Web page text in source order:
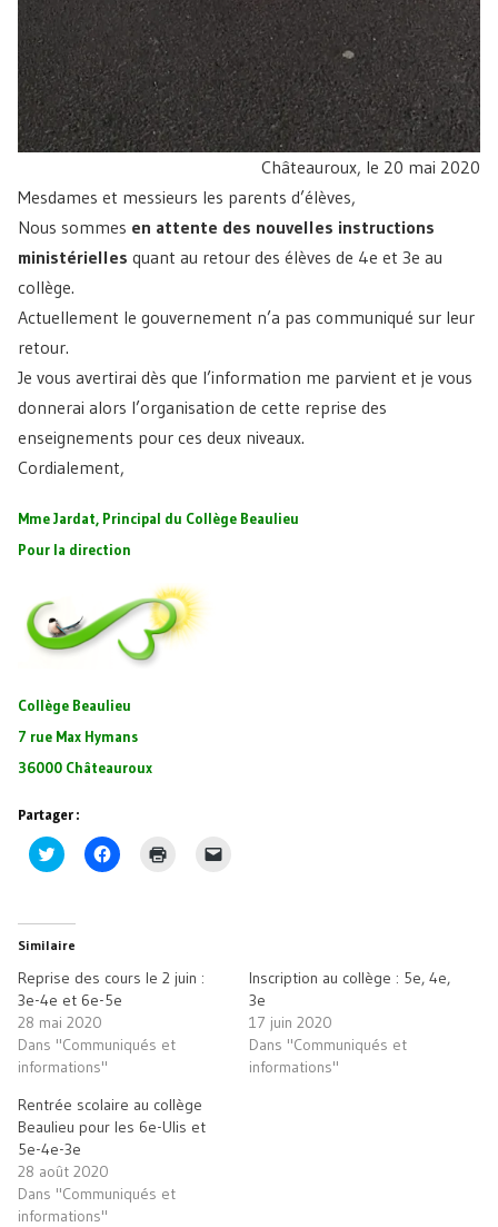
Châteauroux, le 20 mai 2020
Mesdames et messieurs les parents d’élèves,
Nous sommes en attente des nouvelles instructions
ministérielles quant au retour des élèves de 4e et 3e au
collège.
Actuellement le gouvernement n’a pas communiqué sur leur
retour.
Je vous avertirai dès que l’information me parvient et je vous
donnerai alors l’organisation de cette reprise des
enseignements pour ces deux niveaux.
Cordialement,
Mme Jardat, Principal du Collège Beaulieu
Pour la direction
Collège Beaulieu
7 rue Max Hymans
36000 Châteauroux
Partager :
Cliquez
pour
dans
une
nouvelle
Cliquez
pour
Cliquer
ami(ouvre
dans
nouvelle
fenêtre)
Similaire
Reprise des cours le 2 juin :
3e-4e et 6e-5e
28 mai 2020
Dans "Communiqués et
informations"
Inscription au collège : 5e, 4e,
3e
17 juin 2020
Dans "Communiqués et
informations"
Rentrée scolaire au collège
Beaulieu pour les 6e-Ulis et
5e-4e-3e
28 août 2020
Dans "Communiqués et
informations"